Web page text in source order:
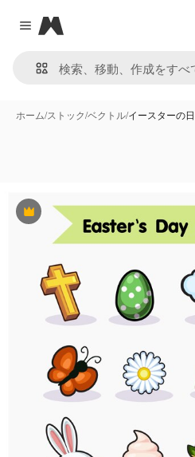
Close menu
Magnific
ホーム/ストック/ベクトル/イースターの
Premium